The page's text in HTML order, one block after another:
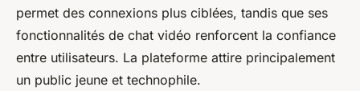
permet des connexions plus ciblées, tandis que ses
fonctionnalités de chat vidéo renforcent la confiance
entre utilisateurs. La plateforme attire principalement
un public jeune et technophile.